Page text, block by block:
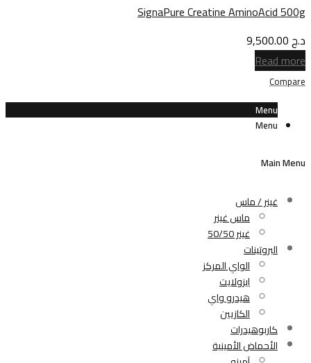
SignaPure Creatine AminoAcid 500g
د.ج
Read more
Compare
Menu
Menu
Main Menu
غينر / ماس
ماس غينر
غينر 50/50
البروتينات
الواي المركز
ايزولايت
هيدرو واي
الكازيين
كاربوهيدرات
الأحماض الأمينية